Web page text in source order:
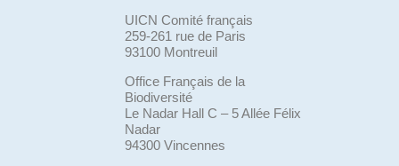
UICN Comité français
259-261 rue de Paris
93100 Montreuil
Office Français de la
Biodiversité
Le Nadar Hall C – 5 Allée Félix
Nadar
94300 Vincennes